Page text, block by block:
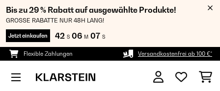
Bis zu 29 % Rabatt auf ausgewählte Produkte!
GROSSE RABATTE NUR 48H LANG!
Jetzt einkaufen 42 S 06 M 07 S
Flexible Zahlungen Versandkostenfrei ab 100 €*